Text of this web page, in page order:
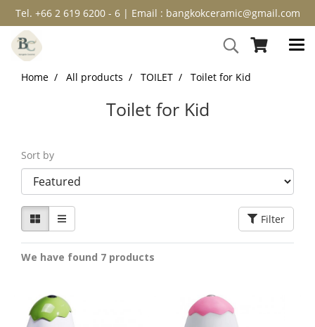
Tel. +66 2 619 6200 - 6 | Email : bangkokceramic@gmail.com
Home All products TOILET Toilet for Kid
Toilet for Kid
Sort by
Filter
We have found 7 products